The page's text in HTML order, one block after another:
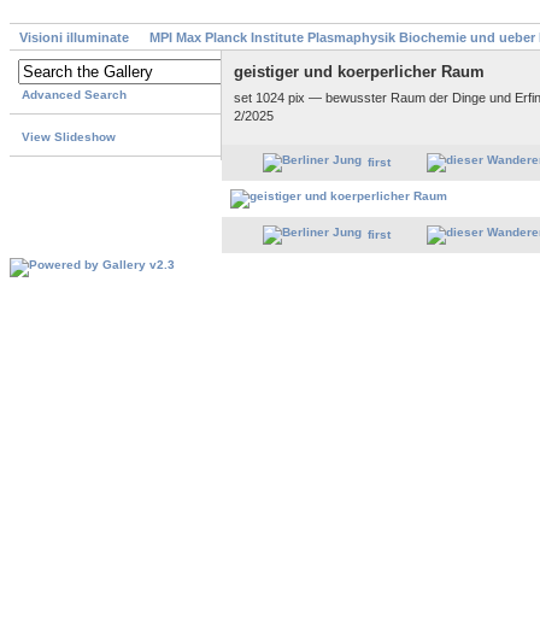
Visioni illuminate MPI Max Planck Institute Plasmaphysik Biochemie und ueber
Advanced Search
View Slideshow
geistiger und koerperlicher Raum
set 1024 pix — bewusster Raum der Dinge und
2/2025
first
first